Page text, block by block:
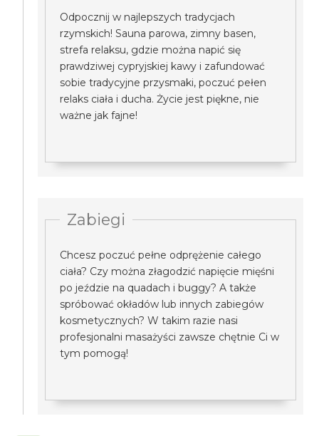
Odpocznij w najlepszych tradycjach
rzymskich! Sauna parowa, zimny basen,
strefa relaksu, gdzie można napić się
prawdziwej cypryjskiej kawy i zafundować
sobie tradycyjne przysmaki, poczuć pełen
relaks ciała i ducha. Życie jest piękne, nie
ważne jak fajne!
Zabiegi
Chcesz poczuć pełne odprężenie całego
ciała? Czy można złagodzić napięcie mięśni
po jeździe na quadach i buggy? A także
spróbować okładów lub innych zabiegów
kosmetycznych? W takim razie nasi
profesjonalni masażyści zawsze chętnie Ci w
tym pomogą!